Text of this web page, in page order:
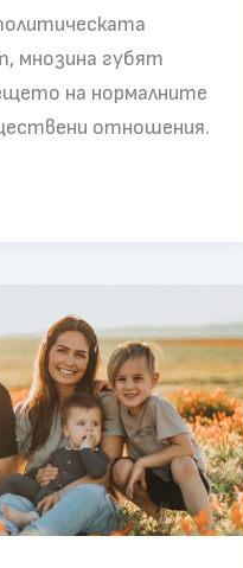
мнозина губят
на нормалните
отношения.